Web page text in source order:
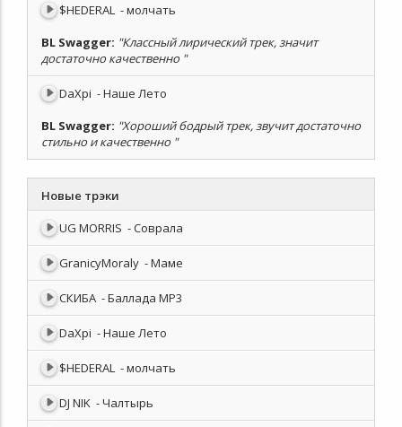
$HEDERAL - молчать
BL Swagger: "Классный лирический трек, значит
достаточно качественно "
DaXpi - Наше Лето
BL Swagger: "Хороший бодрый трек, звучит достаточно
стильно и качественно "
Новые трэки
UG MORRIS - Соврала
GranicyMoraly - Маме
СКИБА - Баллада MP3
DaXpi - Наше Лето
$HEDERAL - молчать
DJ NIK - Чалтырь